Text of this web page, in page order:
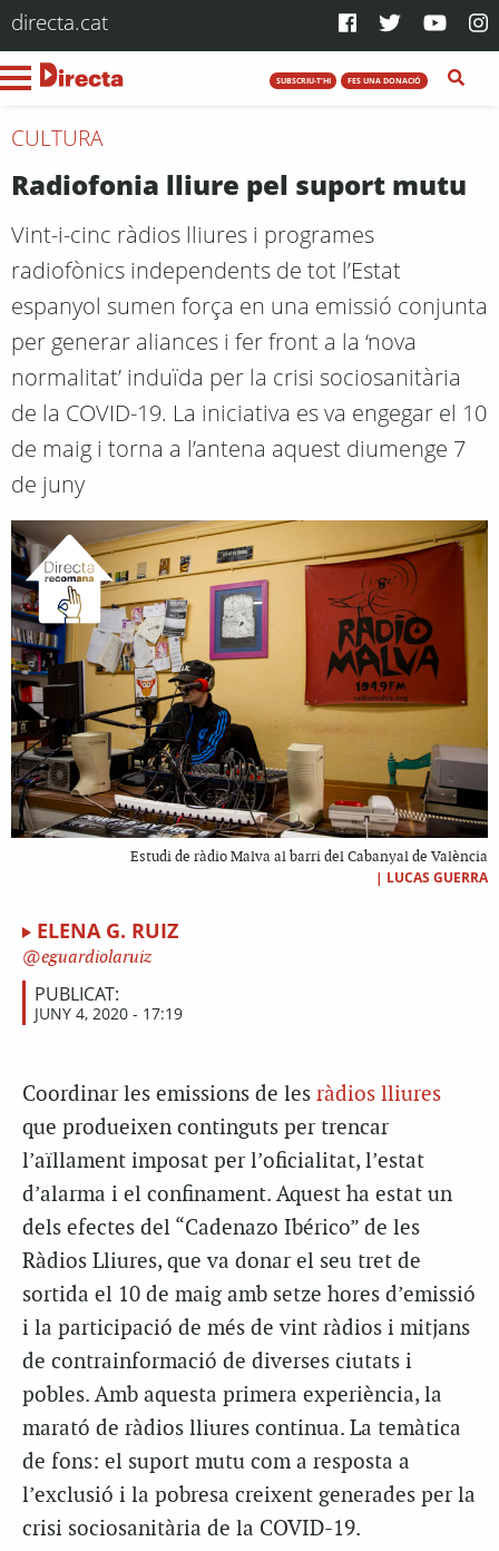
directa.cat
SUBSCRIU-T'HI FES UNA DONACIÓ
CULTURA
Radiofonia lliure pel suport mutu
Vint-i-cinc ràdios lliures i programes
radiofònics independents de tot l’Estat
espanyol sumen força en una emissió conjunta
per generar aliances i fer front a la ‘nova
normalitat’ induïda per la crisi sociosanitària
de la COVID-19. La iniciativa es va engegar el 10
de maig i torna a l’antena aquest diumenge 7
de juny
Estudi de ràdio Malva al barri del Cabanyal de València
| LUCAS GUERRA
ELENA G. RUIZ
eguardiolaruiz
PUBLICAT:
JUNY 4, 2020 - 17:19
Coordinar les emissions de les ràdios lliures
que produeixen continguts per trencar
l’aïllament imposat per l’oficialitat, l’estat
d’alarma i el confinament. Aquest ha estat un
dels efectes del “Cadenazo Ibérico” de les
Ràdios Lliures, que va donar el seu tret de
sortida el 10 de maig amb setze hores d’emissió
i la participació de més de vint ràdios i mitjans
de contrainformació de diverses ciutats i
pobles. Amb aquesta primera experiència, la
marató de ràdios lliures continua. La temàtica
de fons: el suport mutu com a resposta a
l’exclusió i la pobresa creixent generades per la
crisi sociosanitària de la COVID-19.